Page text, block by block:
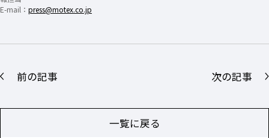
E-mail： press@motex.co.jp
前の記事
一覧に戻る
次の記事